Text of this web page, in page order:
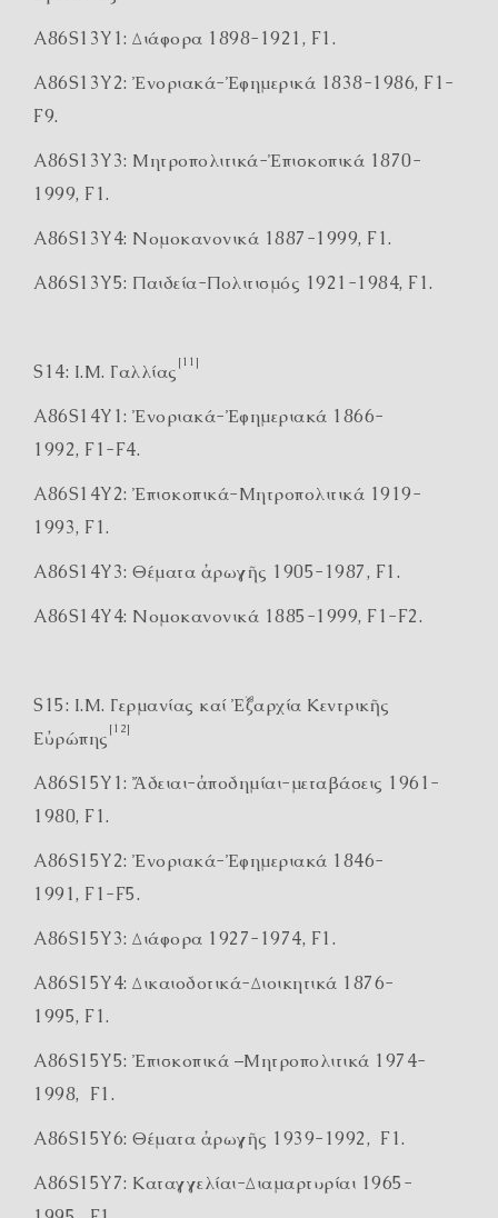
A86S13Y1: Διάφορα 1898-1921, F1.
A86S13Y2: Ἐνοριακά-Ἐφημερικά 1838-1986, F1-
F9.
A86S13Y3: Μητροπολιτικά-Ἐπισκοπικά 1870-
1999, F1.
A86S13Y4: Νομοκανονικά 1887-1999, F1.
A86S13Y5: Παιδεία-Πολιτισμός 1921-1984, F1.
S14: Ι.Μ. Γαλλίας [11]
A86S14Y1: Ἐνοριακά-Ἐφημεριακά 1866-
1992, F1-F4.
A86S14Y2: Ἐπισκοπικά-Μητροπολιτικά 1919-
1993, F1.
A86S14Y3: Θέματα ἀρωγῆς 1905-1987, F1.
A86S14Y4: Νομοκανονικά 1885-1999, F1-F2.
S15: Ι.Μ. Γερμανίας καί Ἐξαρχία Κεντρικῆς
Εὐρώπης [12]
A86S15Y1: Ἄδειαι-ἀποδημίαι-μεταβάσεις 1961-
1980, F1.
A86S15Y2: Ἐνοριακά-Ἐφημεριακά 1846-
1991, F1-F5.
A86S15Y3: Διάφορα 1927-1974, F1.
A86S15Y4: Δικαιοδοτικά-Διοικητικά 1876-
1995, F1.
A86S15Y5: Ἐπισκοπικά –Μητροπολιτικά 1974-
1998, F1.
A86S15Y6: Θέματα ἀρωγῆς 1939-1992, F1.
A86S15Y7: Καταγγελίαι-Διαμαρτυρίαι 1965-